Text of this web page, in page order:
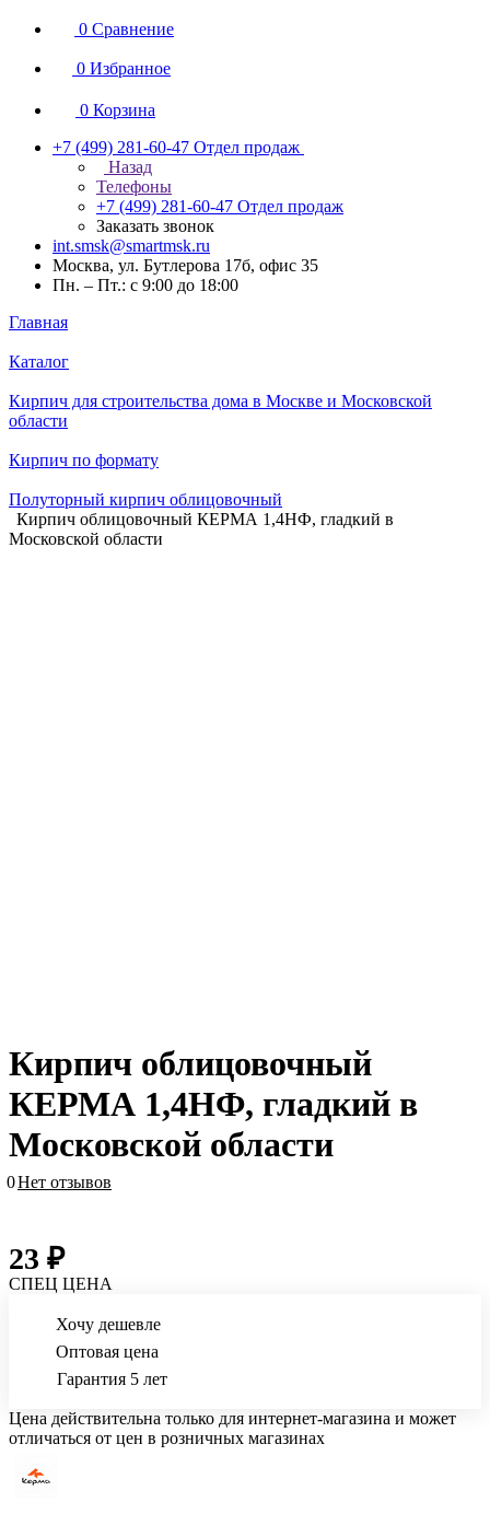
0 Сравнение
0 Избранное
0 Корзина
+7 (499) 281-60-47 Отдел продаж
Назад
Телефоны
+7 (499) 281-60-47 Отдел продаж
Заказать звонок
int.smsk@smartmsk.ru
Москва, ул. Бутлерова 17б, офис 35
Пн. – Пт.: с 9:00 до 18:00
Главная
Каталог
Кирпич для строительства дома в Москве и Московской
области
Кирпич по формату
Полуторный кирпич облицовочный
Кирпич облицовочный КЕРМА 1,4НФ, гладкий в
Московской области
Кирпич облицовочный
КЕРМА 1,4НФ, гладкий в
Московской области
0Нет отзывов
23 ₽
СПЕЦ ЦЕНА
Хочу дешевле
Оптовая цена
Гарантия 5 лет
Цена действительна только для интернет-магазина и может
отличаться от цен в розничных магазинах